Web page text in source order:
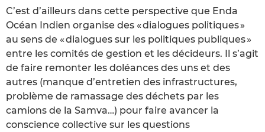
C’est d’ailleurs dans cette perspective que Enda
Océan Indien organise des « dialogues politiques »
au sens de « dialogues sur les politiques publiques »
entre les comités de gestion et les décideurs. Il s’agit
de faire remonter les doléances des uns et des
autres (manque d’entretien des infrastructures,
problème de ramassage des déchets par les
camions de la Samva…) pour faire avancer la
conscience collective sur les questions